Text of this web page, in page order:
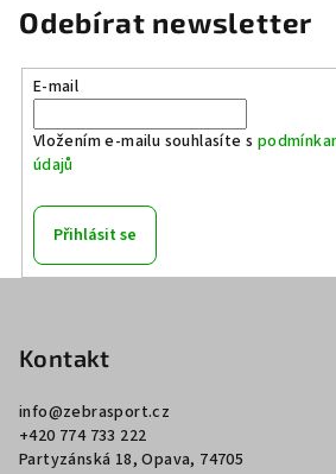
Odebírat newsletter
E-mail
Vložením e-mailu souhlasíte s
údajů
Přihlásit se
Kontakt
info@zebrasport.cz
+420 774 733 222
Partyzánská 18, Opava, 74705